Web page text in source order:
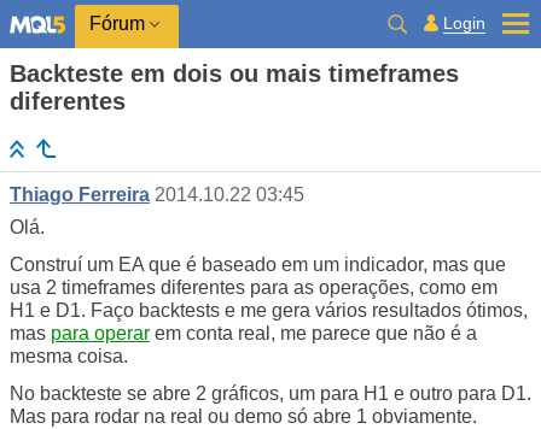
Fórum Login
Backteste em dois ou mais timeframes
diferentes
Thiago Ferreira 2014.10.22 03:45
Olá.
Construí um EA que é baseado em um indicador, mas que
usa 2 timeframes diferentes para as operações, como em
H1 e D1. Faço backtests e me gera vários resultados ótimos,
mas para operar em conta real, me parece que não é a
mesma coisa.
No backteste se abre 2 gráficos, um para H1 e outro para D1.
Mas para rodar na real ou demo só abre 1 obviamente.